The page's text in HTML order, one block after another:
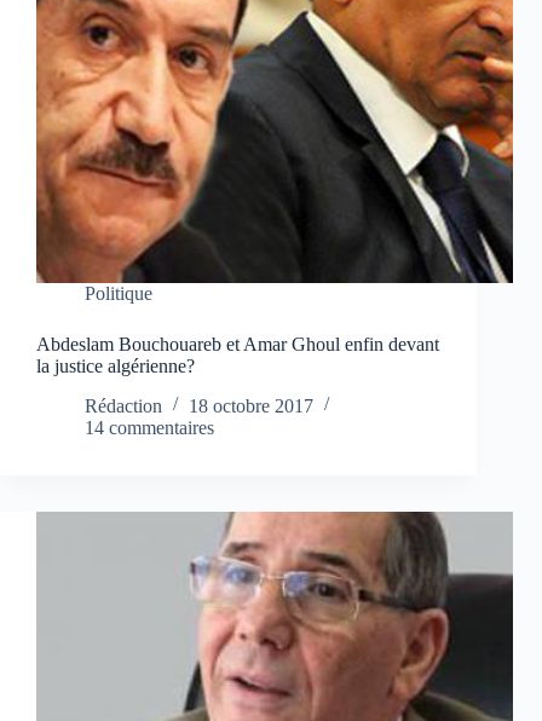
Politique
Abdeslam Bouchouareb et Amar Ghoul enfin devant
la justice algérienne?
Rédaction
18 octobre 2017
14 commentaires